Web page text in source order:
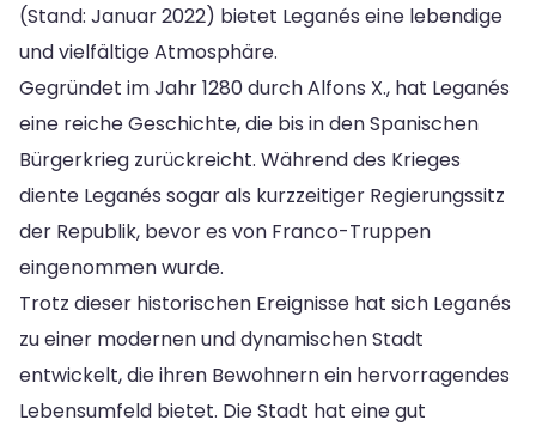
(Stand: Januar 2022) bietet Leganés eine lebendige
und vielfältige Atmosphäre.
Gegründet im Jahr 1280 durch Alfons X., hat Leganés
eine reiche Geschichte, die bis in den Spanischen
Bürgerkrieg zurückreicht. Während des Krieges
diente Leganés sogar als kurzzeitiger Regierungssitz
der Republik, bevor es von Franco-Truppen
eingenommen wurde.
Trotz dieser historischen Ereignisse hat sich Leganés
zu einer modernen und dynamischen Stadt
entwickelt, die ihren Bewohnern ein hervorragendes
Lebensumfeld bietet. Die Stadt hat eine gut